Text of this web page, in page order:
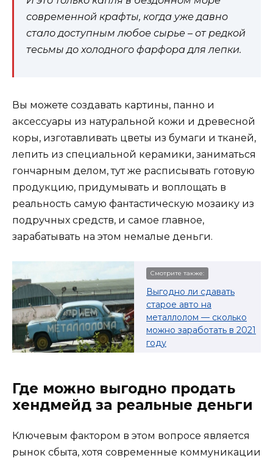
современной крафты, когда уже давно
стало доступным любое сырье – от редкой
тесьмы до холодного фарфора для лепки.
Вы можете создавать картины, панно и
аксессуары из натуральной кожи и древесной
коры, изготавливать цветы из бумаги и тканей,
лепить из специальной керамики, заниматься
гончарным делом, тут же расписывать готовую
продукцию, придумывать и воплощать в
реальность самую фантастическую мозаику из
подручных средств, и самое главное,
зарабатывать на этом немалые деньги.
Смотрите также:
Выгодно ли сдавать
старое авто на
металлолом — сколько
можно заработать в 2021
году
Где можно выгодно продать
хендмейд за реальные деньги
Ключевым фактором в этом вопросе является
рынок сбыта, хотя современные коммуникации